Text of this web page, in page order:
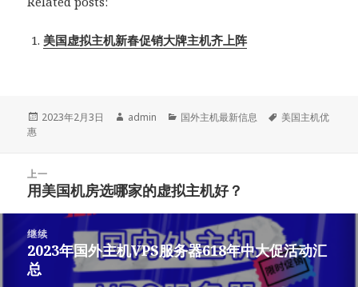
美国虚拟主机新春促销大牌主机齐上阵
发
2023年2月3日
作
admin
分
国外主机最新信息
标
美国主机优
惠
上一
上
文
章：
用美国机房选哪家的虚拟主机好？
继续
下
篇
2023年国外主机VPS服务器618年中大促活动汇
总